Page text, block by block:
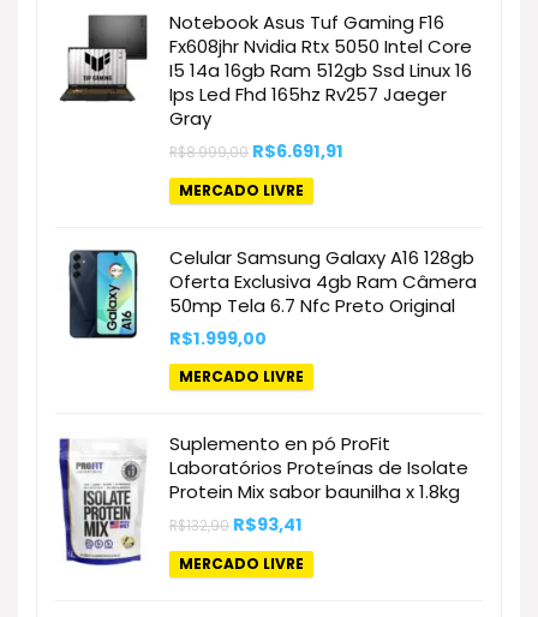
Notebook Asus Tuf Gaming F16
Fx608jhr Nvidia Rtx 5050 Intel Core
I5 14a 16gb Ram 512gb Ssd Linux 16
Ips Led Fhd 165hz Rv257 Jaeger
Gray
R$8.999,00 O
original
era:
R$6.691,91
MERCADO LIVRE
Celular Samsung Galaxy A16 128gb
Oferta Exclusiva 4gb Ram Câmera
50mp Tela 6.7 Nfc Preto Original
R$1.999,00
MERCADO LIVRE
Suplemento en pó ProFit
Laboratórios Proteínas de Isolate
Protein Mix sabor baunilha x 1.8kg
R$132,90 O
original
era:
R$93,41
atual
é:
MERCADO LIVRE